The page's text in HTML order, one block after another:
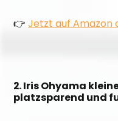
👉 Jetzt auf Amazon
2. Iris Ohyama
platzsparend und